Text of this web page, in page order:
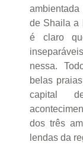
de Shaila a
é claro
nessa.
belas
capital
dos três
lendas da